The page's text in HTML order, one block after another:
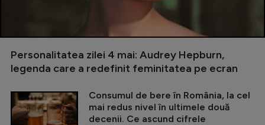
Personalitatea zilei 4 mai: Audrey Hepburn,
legenda care a redefinit feminitatea pe ecran
Consumul de bere în România, la cel
mai redus nivel în ultimele două
decenii. Ce ascund cifrele